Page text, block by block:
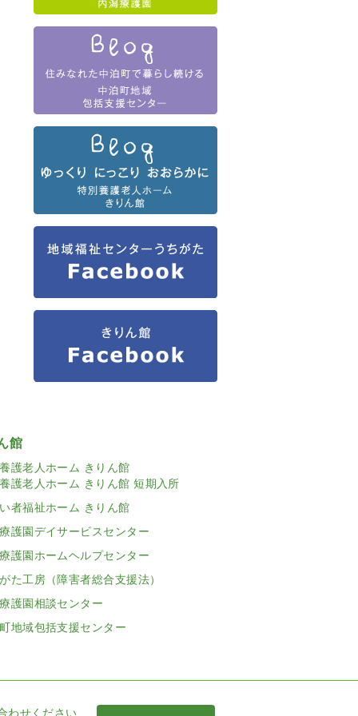
館
護老人ホーム きりん館
護老人ホーム きりん館 短期入所
者福祉ホーム きりん館
護園デイサービスセンター
護園ホームヘルプセンター
た工房（障害者総合支援法）
護園相談センター
地域包括支援センター
わせください